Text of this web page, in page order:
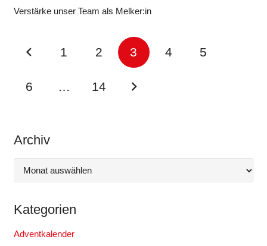
Verstärke unser Team als Melker:in
1 2 3 4 5
6 … 14
Archiv
Archiv
Kategorien
Adventkalender